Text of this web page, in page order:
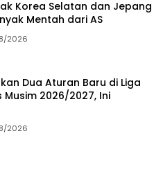
Korea Selatan dan Jepang
Mentah dari AS
2026
Dua Aturan Baru di Liga
Musim 2026/2027, Ini
2026